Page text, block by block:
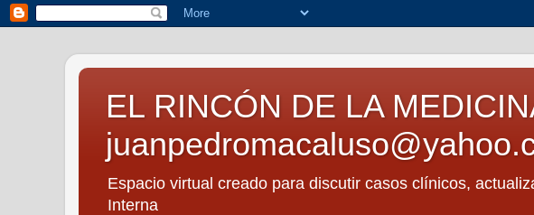
EL RINCÓN DE LA
Espacio virtual creado para discutir casos clínicos,
Interna